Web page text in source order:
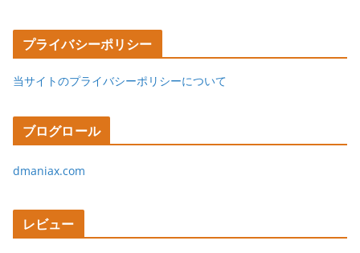
プライバシーポリシー
当サイトのプライバシーポリシーについて
ブログロール
dmaniax.com
レビュー